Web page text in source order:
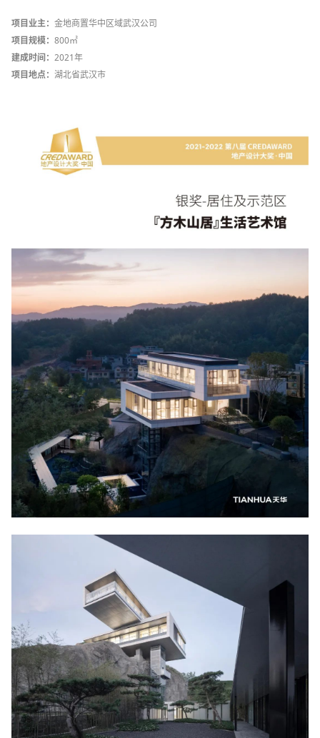
项目业主： 金地商置华中区域武汉公司
项目规模： 800㎡
建成时间： 2021年
项目地点： 湖北省武汉市